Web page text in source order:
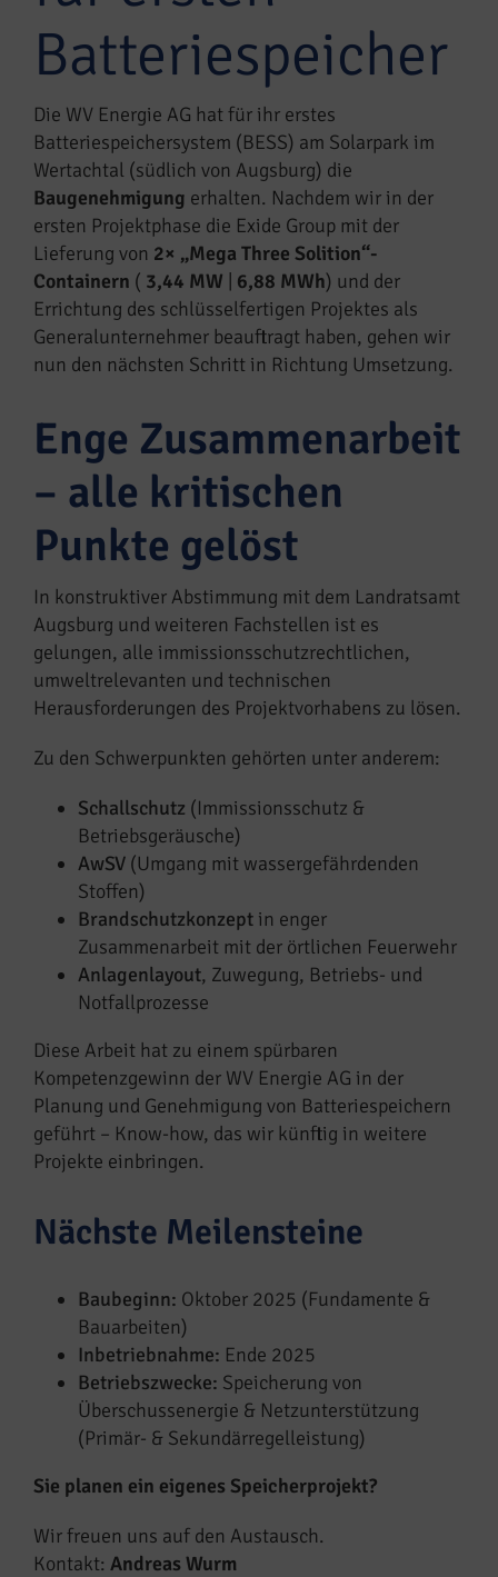
Batteriespeicher
Die WV Energie AG hat für ihr erstes
Batteriespeichersystem (BESS) am Solarpark im
Wertachtal (südlich von Augsburg) die
Baugenehmigung erhalten. Nachdem wir in der
ersten Projektphase die Exide Group mit der
Lieferung von 2× „Mega Three Solition“-
Containern ( 3,44 MW 6,88 MWh) und der
Errichtung des schlüsselfertigen Projektes als
Generalunternehmer beauftragt haben, gehen wir
nun den nächsten Schritt in Richtung Umsetzung.
Enge Zusammenarbeit
– alle kritischen
Punkte gelöst
In konstruktiver Abstimmung mit dem Landratsamt
Augsburg und weiteren Fachstellen ist es
gelungen, alle immissionsschutzrechtlichen,
umweltrelevanten und technischen
Herausforderungen des Projektvorhabens zu lösen.
Zu den Schwerpunkten gehörten unter anderem:
Schallschutz (Immissionsschutz &
Betriebsgeräusche)
AwSV(Umgang mit wassergefährdenden
Stoffen)
Brandschutzkonzeptin enger
Zusammenarbeit mit der örtlichen Feuerwehr
Anlagenlayout, Zuwegung, Betriebs- und
Notfallprozesse
Diese Arbeit hat zu einem spürbaren
Kompetenzgewinn der WV Energie AG in der
Planung und Genehmigung von Batteriespeichern
geführt – Know-how, das wir künftig in weitere
Projekte einbringen.
Nächste Meilensteine
Baubeginn: Oktober 2025 (Fundamente &
Bauarbeiten)
Inbetriebnahme: Ende 2025
Betriebszwecke: Speicherung von
Überschussenergie & Netzunterstützung
(Primär- & Sekundärregelleistung)
Sie planen ein eigenes Speicherprojekt?
Wir freuen uns auf den Austausch.
Kontakt: Andreas Wurm